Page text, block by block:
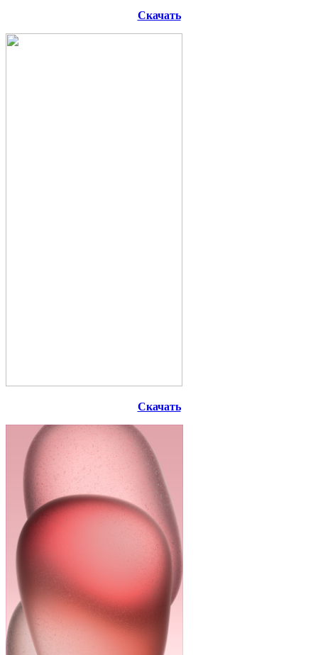
Скачать
Скачать